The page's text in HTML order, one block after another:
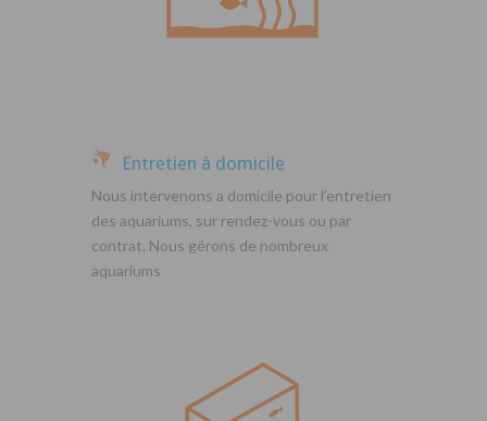
Entretien à domicile
Nous intervenons a domicile pour l’entretien
des aquariums, sur rendez-vous ou par
contrat. Nous gérons de nombreux
aquariums